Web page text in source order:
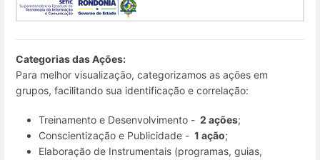
Categorias das Ações:
Para melhor visualização, categorizamos as ações em
grupos, facilitando sua identificação e correlação:
Treinamento e Desenvolvimento - 2 ações;
Conscientização e Publicidade - 1 ação;
Elaboração de Instrumentais (programas, guias,